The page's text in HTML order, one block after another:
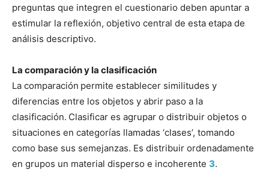
preguntas que integren el cuestionario deben apuntar a
estimular la reflexión, objetivo central de esta etapa de
análisis descriptivo.
La comparación y la clasificación
La comparación permite establecer similitudes y
diferencias entre los objetos y abrir paso a la
clasificación. Clasificar es agrupar o distribuir objetos o
situaciones en categorías llamadas ‘clases’, tomando
como base sus semejanzas. Es distribuir ordenadamente
en grupos un material disperso e incoherente 3.